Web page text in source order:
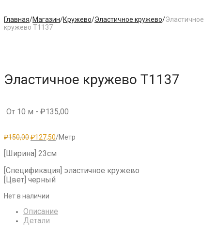
Главная/Магазин/Кружево/Эластичное кружево/Эластичное
кружево T1137
Эластичное кружево T1137
От 10 м - ₽135,00
₽150,00Первоначальная
составляла
₽150,00.
₽127,50Текущая
₽127,50.
/Метр
[Ширина] 23см
[Спецификация] эластичное кружево
[Цвет] черный
Нет в наличии
Описание
Детали